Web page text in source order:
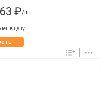
₽/шт
в цену